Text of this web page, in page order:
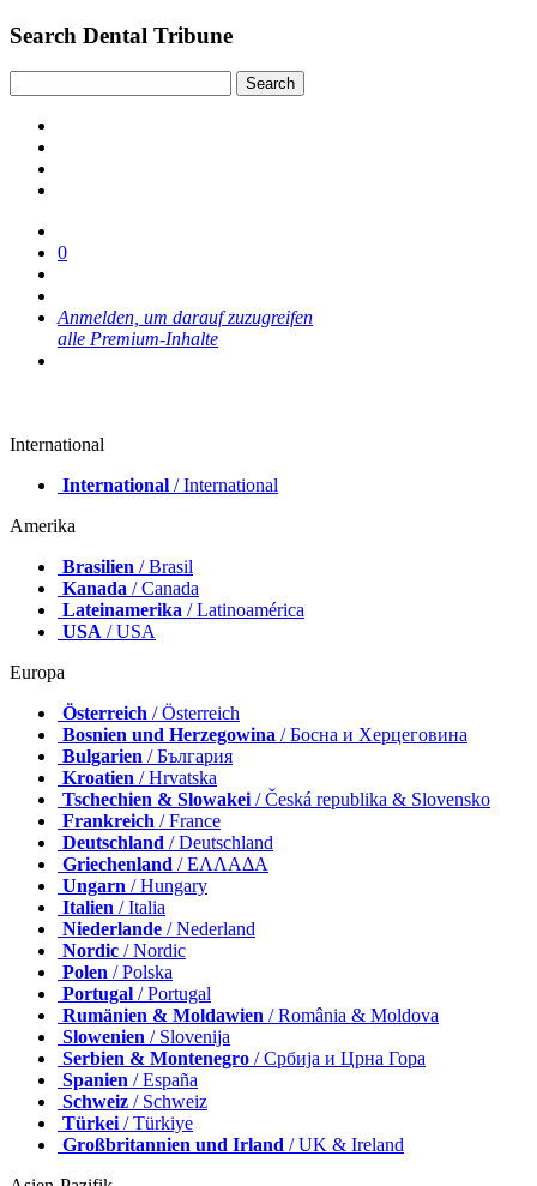
Search Dental Tribune
0
Anmelden, um darauf zuzugreifen
alle Premium-Inhalte
International
International / International
Amerika
Brasilien / Brasil
Kanada / Canada
Lateinamerika / Latinoamérica
USA / USA
Europa
Österreich / Österreich
Bosnien und Herzegowina / Босна и Херцеговина
Bulgarien / България
Kroatien / Hrvatska
Tschechien & Slowakei/ Česká republika & Slovensko
Frankreich / France
Deutschland / Deutschland
Griechenland / ΕΛΛΑΔΑ
Ungarn / Hungary
Italien / Italia
Niederlande / Nederland
Nordic / Nordic
Polen / Polska
Portugal / Portugal
Rumänien & Moldawien / România & Moldova
Slowenien / Slovenija
Serbien & Montenegro / Србија и Црна Гора
Spanien / España
Schweiz / Schweiz
Türkei/ Türkiye
Großbritannien und Irland / UK & Ireland